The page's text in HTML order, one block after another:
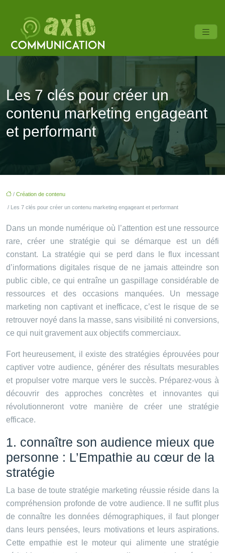
Les 7 clés pour créer un
contenu marketing engageant
et performant
/ Création de contenu
/ Les 7 clés pour créer un contenu marketing engageant et performant
Dans un monde numérique où l’attention est une ressource
rare, créer une stratégie qui se démarque est un défi
constant. La stratégie qui se perd dans le flux incessant
d’informations digitales risque de ne jamais atteindre son
public cible, ce qui entraîne un gaspillage considérable de
ressources et des occasions manquées. Un message
marketing non captivant et inefficace, c’est le risque de se
retrouver noyé dans la masse, sans visibilité ni conversions,
ce qui nuit gravement aux objectifs commerciaux.
Fort heureusement, il existe des stratégies éprouvées pour
captiver votre audience, générer des résultats mesurables
et propulser votre marque vers le succès. Préparez-vous à
découvrir des approches concrètes et innovantes qui
révolutionneront votre manière de créer une stratégie
efficace.
1. connaître son audience mieux que
personne : L’Empathie au cœur de la
stratégie
La base de toute stratégie marketing réussie réside dans la
compréhension profonde de votre audience. Il ne suffit plus
de connaître les données démographiques, il faut plonger
dans leurs pensées, leurs motivations et leurs aspirations.
Cette empathie est le moteur qui alimente une stratégie